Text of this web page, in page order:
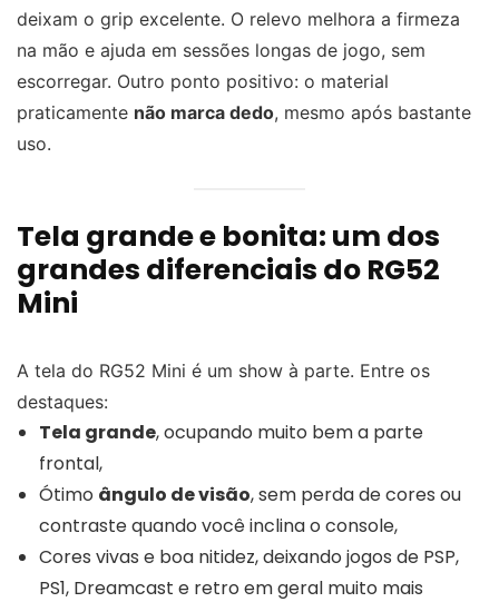
deixam o grip excelente. O relevo melhora a firmeza
na mão e ajuda em sessões longas de jogo, sem
escorregar. Outro ponto positivo: o material
praticamente não marca dedo, mesmo após bastante
uso.
Tela grande e bonita: um dos
grandes diferenciais do RG52
Mini
A tela do RG52 Mini é um show à parte. Entre os
destaques:
Tela grande, ocupando muito bem a parte
frontal,
Ótimo ângulo de visão, sem perda de cores ou
contraste quando você inclina o console,
Cores vivas e boa nitidez, deixando jogos de PSP,
PS1, Dreamcast e retro em geral muito mais